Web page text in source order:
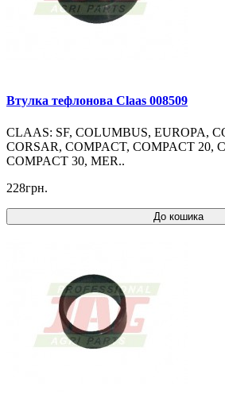
Втулка тефлонова Claas 008509
CLAAS: SF, COLUMBUS, EUROPA,
CORSAR, COMPACT, COMPACT 20,
COMPACT 30, MER..
228грн.
До кошика